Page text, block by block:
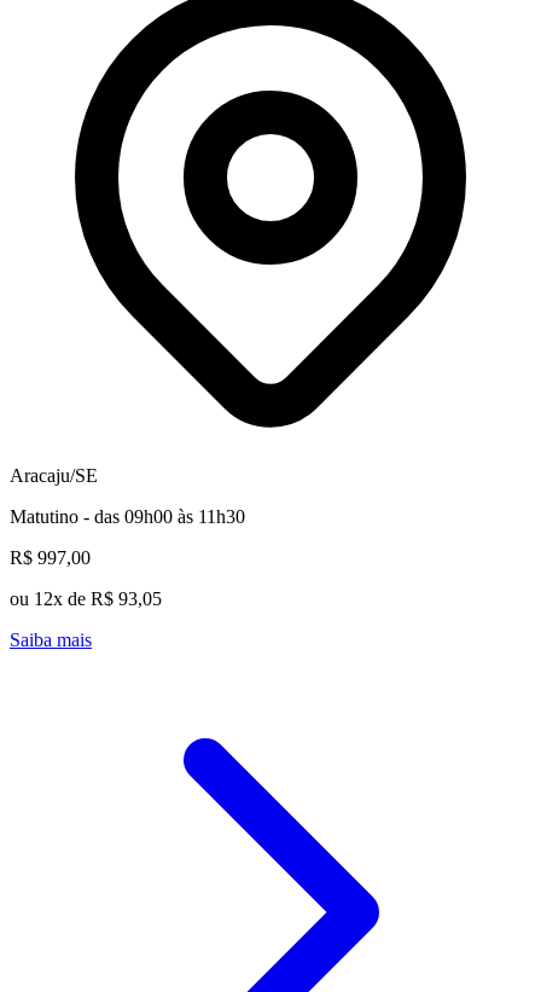
Aracaju/SE
Matutino - das 09h00 às 11h30
R$ 997,00
ou 12x de R$ 93,05
Saiba mais